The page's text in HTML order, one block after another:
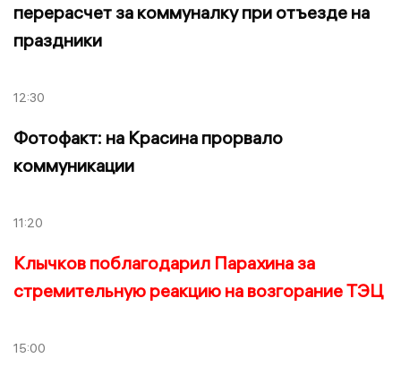
перерасчет за коммуналку при отъезде на
праздники
12:30
Фотофакт: на Красина прорвало
коммуникации
11:20
Клычков поблагодарил Парахина за
стремительную реакцию на возгорание ТЭЦ
15:00